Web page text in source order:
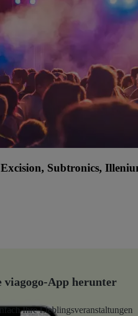
Subtronics,
viagogo-App herunter
Ihre Lieblingsveranstaltungen